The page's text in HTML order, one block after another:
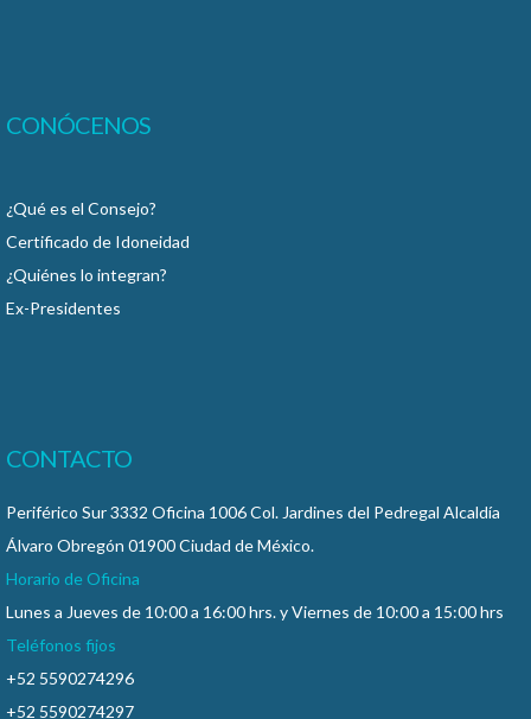
CONÓCENOS
¿Qué es el Consejo?
Certificado de Idoneidad
¿Quiénes lo integran?
Ex-Presidentes
CONTACTO
Periférico Sur 3332 Oficina 1006 Col. Jardines del Pedregal Alcaldía
Álvaro Obregón 01900 Ciudad de México.
Horario de Oficina
Lunes a Jueves de 10:00 a 16:00 hrs. y Viernes de 10:00 a 15:00 hrs
Teléfonos fijos
+52 5590274296
+52 5590274297